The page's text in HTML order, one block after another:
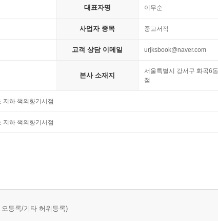
대표자명 이무순
사업자 종목 중고서적
고객 상담 이메일 urjksbook@naver.com
본사 소재지
서울특별시 강서구 화곡6
점
지하 책의향기서점
지하 책의향기서점
등록/기타 허위등록)